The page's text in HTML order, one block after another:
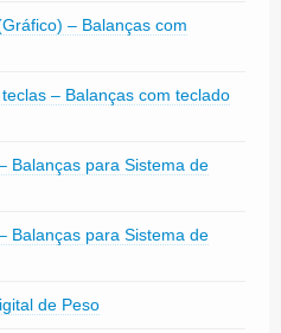
– Balanças com
– Balanças com teclado
Balanças para Sistema de
Balanças para Sistema de
de Peso